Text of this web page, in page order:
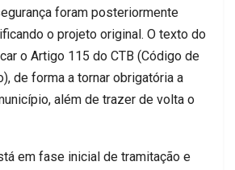
foram posteriormente
o projeto original. O texto do
o Artigo 115 do CTB (Código de
de forma a tornar obrigatória a
além de trazer de volta o
em fase inicial de tramitação e